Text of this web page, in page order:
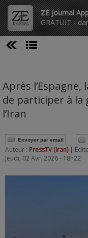
ZE Journal
GRATUIT -
Après l’Espagne,
de participer à la
l’Iran
Envoyer par email
Auteur : PressTV (Iran) |
Jeudi, 02 Avr. 2026 - 18h22